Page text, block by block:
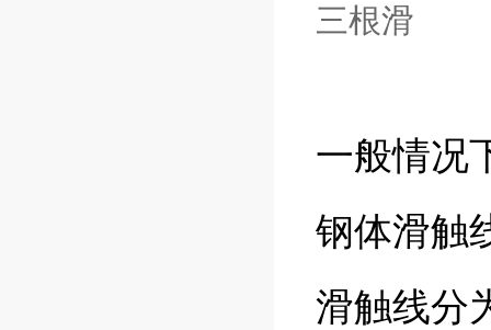
三根滑
一般情况
钢体滑触
滑触线分